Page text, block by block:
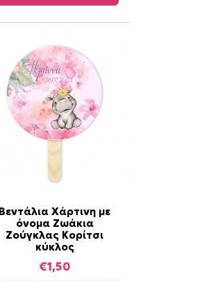
Βεντάλια Χάρτινη με
όνομα Ζωάκια
Ζούγκλας Κορίτσι
κύκλος
€1,50